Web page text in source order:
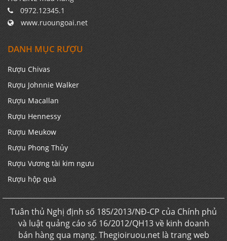
0972.12345.1
www.ruoungoai.net
DANH MỤC RƯỢU
Rượu Chivas
Rượu Johnnie Walker
Rượu Macallan
Rượu Hennessy
Rượu Meukow
Rượu Phong Thủy
Rượu Vương tài kim ngưu
Rượu hộp quà
Tuân thủ Nghị định số 185/2013/NĐ-CP của Chính phủ
và luật quảng cáo số 16/2012/QH13 về kinh doanh
bán hàng qua mạng. Thegioiruou.net là trang web